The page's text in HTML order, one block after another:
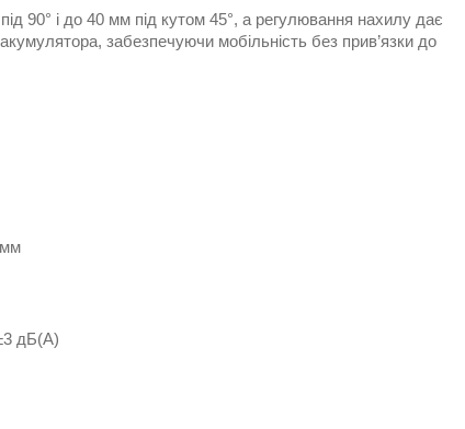
90° і до 40 мм під кутом 45°, а регулювання нахилу дає
забезпечуючи мобільність без прив’язки до
дБ(А)